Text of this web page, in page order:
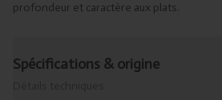
profondeur et caractère aux plats.
Spécifications & origine